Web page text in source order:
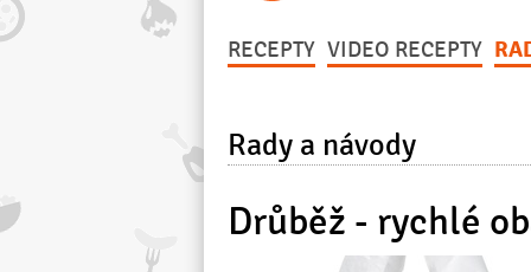
RECEPTY VIDEO RECEPTY
Rady a návody
Drůběž - rychlé